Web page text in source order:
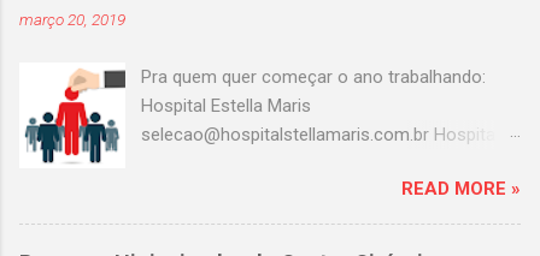
março 20, 2019
Pra quem quer começar o ano trabalhando:
Hospital Estella Maris
selecao@hospitalstellamaris.com.br Hospital
Master clin contato@masterclin.com.br Prevent
Senior selecao@preventsenior.com.br
rh.kelly@preventsenior.com.br Hospital Dante
READ MORE »